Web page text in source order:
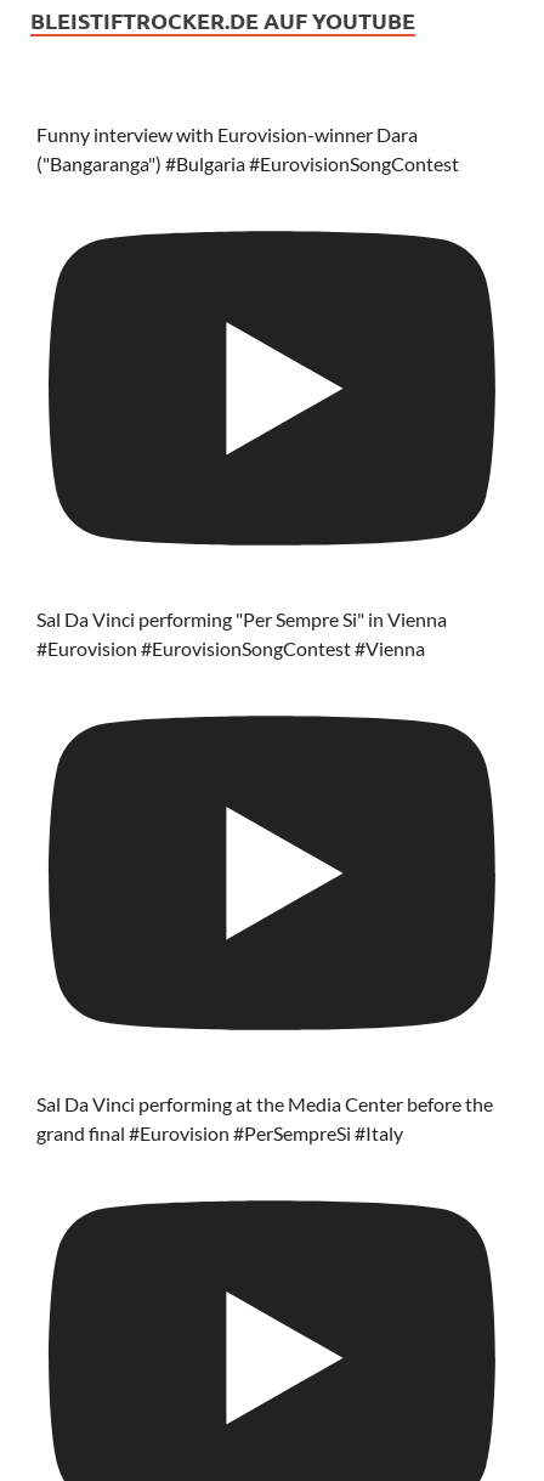
BLEISTIFTROCKER.DE AUF YOUTUBE
Funny interview with Eurovision-winner Dara
("Bangaranga") #Bulgaria #EurovisionSongContest
Sal Da Vinci performing "Per Sempre Si" in Vienna
#Eurovision #EurovisionSongContest #Vienna
Sal Da Vinci performing at the Media Center before the
grand final #Eurovision #PerSempreSi #Italy